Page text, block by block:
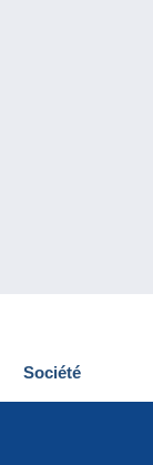
Société
Qui sommes-nous